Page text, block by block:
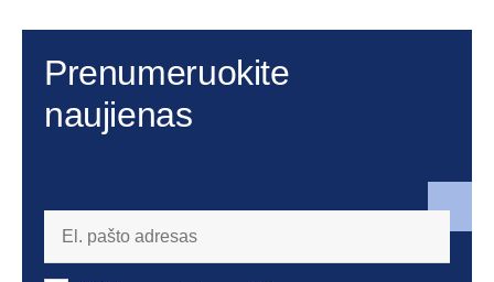
Prenumeruokite
naujienas